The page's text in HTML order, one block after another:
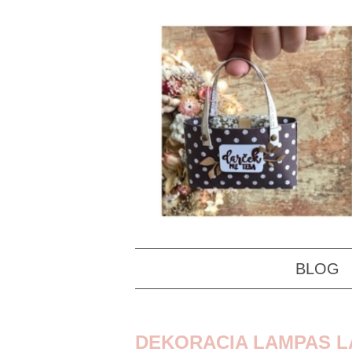
BLOG
DEKORACIA LAMPAS